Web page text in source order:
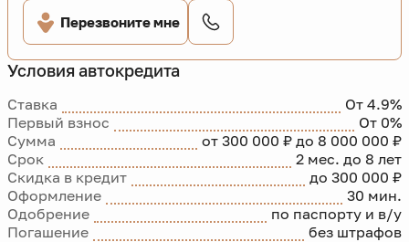
Условия автокредита
Ставка
От 4.9%
Первый взнос
От 0%
Сумма
от 300 000 ₽ до 8 000 000 ₽
Срок
2 мес. до 8 лет
Скидка в кредит
до 300 000 ₽
Оформление
30 мин.
Одобрение
по паспорту и в/у
Погашение
без штрафов
Перезвоните мне